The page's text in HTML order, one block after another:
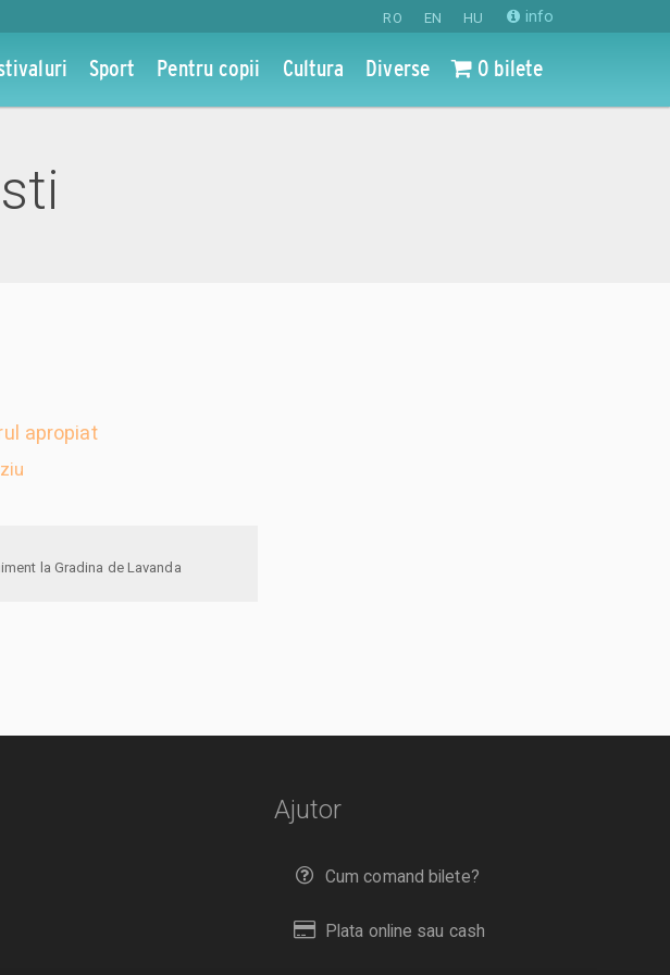
RO EN HU info
Sport Pentru copii Cultura Diverse 0 bilete
apropiat
anunta-ma pe email cand apare urmatorul eveniment la Gradina de Lavanda
Ajutor
Cum comand bilete?
Plata online sau cash